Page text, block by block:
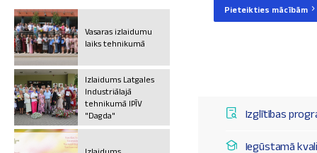
Vasaras izlaidumu
laiks tehnikumā
Izlaidums Latgales
Industriālajā
tehnikumā IPĪV
"Dagda"
Pieteikties mācībām
Izglītības
Iegūstamā